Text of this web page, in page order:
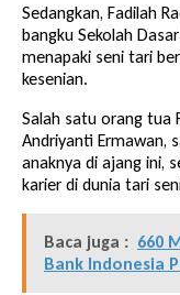
Sedangkan, Fadilah
bangku Sekolah
menapaki seni tari
kesenian.
Salah satu orang tua
Andriyanti Ermawan,
anaknya di ajang ini,
karier di dunia tari
Baca juga : 660
Bank Indonesia